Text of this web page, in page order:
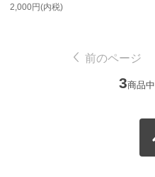
2,000円(内税)
前のページ
3商品中